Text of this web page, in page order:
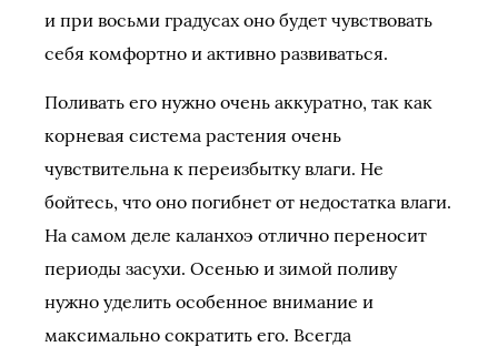
и при восьми градусах оно будет чувствовать
себя комфортно и активно развиваться.
Поливать его нужно очень аккуратно, так как
корневая система растения очень
чувствительна к переизбытку влаги. Не
бойтесь, что оно погибнет от недостатка влаги.
На самом деле каланхоэ отлично переносит
периоды засухи. Осенью и зимой поливу
нужно уделить особенное внимание и
максимально сократить его. Всегда